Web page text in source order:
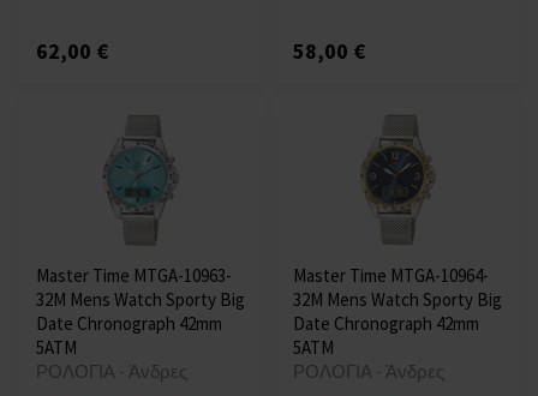
62,00 € 58,00 €
Master Time MTGA-10963-
32M Mens Watch Sporty Big
Date Chronograph 42mm
5ATM
ΡΟΛΟΓΙΑ - Άνδρες
Master Time MTGA-10964-
32M Mens Watch Sporty Big
Date Chronograph 42mm
5ATM
ΡΟΛΟΓΙΑ - Άνδρες